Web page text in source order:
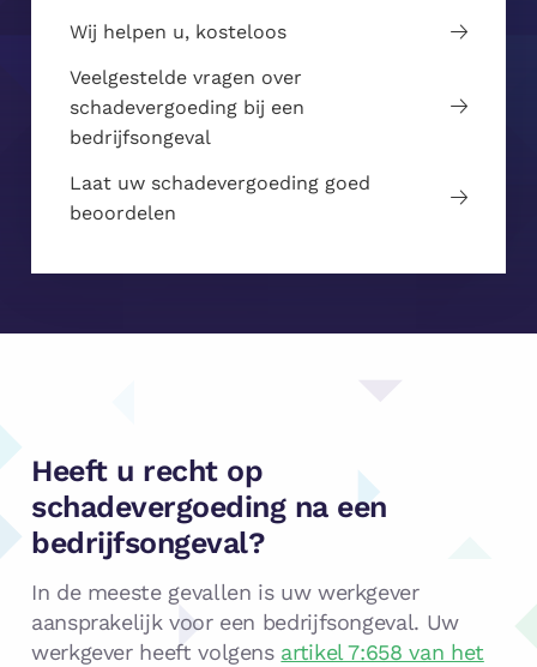
Wij helpen u, kosteloos
Veelgestelde vragen over
schadevergoeding bij een
bedrijfsongeval
Laat uw schadevergoeding goed
beoordelen
Heeft u recht op
schadevergoeding na een
bedrijfsongeval?
In de meeste gevallen is uw werkgever
aansprakelijk voor een bedrijfsongeval. Uw
werkgever heeft volgens artikel 7:658 van het